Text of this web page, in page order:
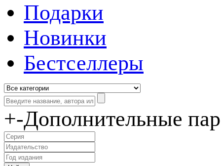
Подарки
Новинки
Бестселлеры
+-Дополнительные